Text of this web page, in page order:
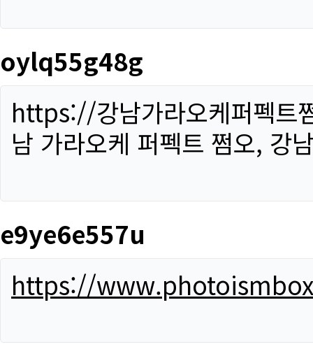
oylq55g48g
https://강남가라오케퍼펙트
남 가라오케 퍼펙트 쩜오, 강
e9ye6e557u
https://